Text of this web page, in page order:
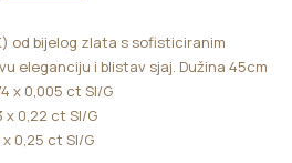
od bijelog zlata s sofisticiranim
eleganciju i blistav sjaj. Dužina 45cm
x 0,005 ct SI/G
0,22 ct SI/G
0,25 ct SI/G